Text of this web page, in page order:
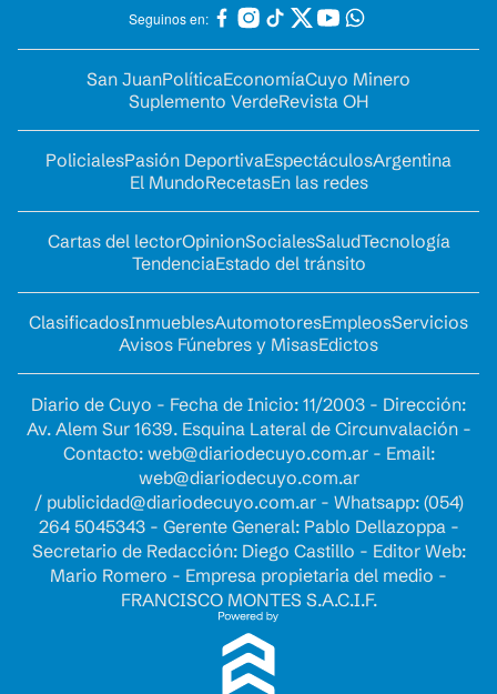
Seguinos en:
San JuanPolíticaEconomíaCuyo Minero
Suplemento VerdeRevista OH
PolicialesPasión DeportivaEspectáculosArgentina
El MundoRecetasEn las redes
Cartas del lectorOpinionSocialesSaludTecnología
TendenciaEstado del tránsito
ClasificadosInmueblesAutomotoresEmpleosServicios
Avisos Fúnebres y MisasEdictos
Diario de Cuyo - Fecha de Inicio: 11/2003 - Dirección:
Av. Alem Sur 1639. Esquina Lateral de Circunvalación -
Contacto: web@diariodecuyo.com.ar- Email:
web@diariodecuyo.com.ar
/ publicidad@diariodecuyo.com.ar- Whatsapp: (054)
264 5045343 - Gerente General: Pablo Dellazoppa -
Secretario de Redacción: Diego Castillo - Editor Web:
Mario Romero - Empresa propietaria del medio -
FRANCISCO MONTES S.A.C.I.F.